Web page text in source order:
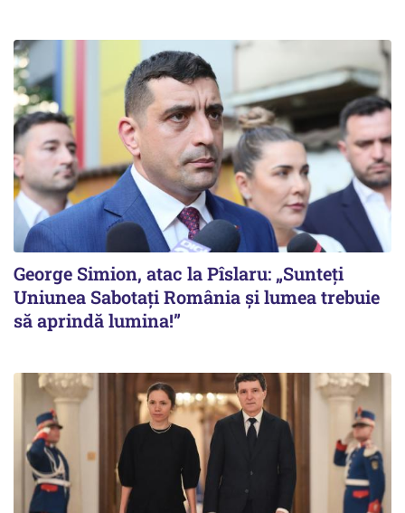
George Simion, atac la Pîslaru: „Sunteți
Uniunea Sabotați România și lumea trebuie
să aprindă lumina!”